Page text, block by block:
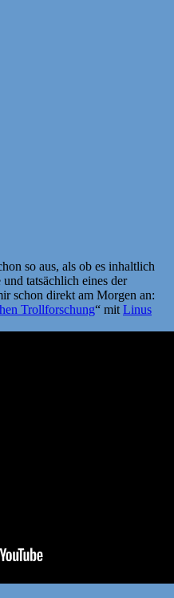
so aus, als ob es inhaltlich
tatsächlich eines der
schon direkt am Morgen an:
Trollforschung“ mit Linus